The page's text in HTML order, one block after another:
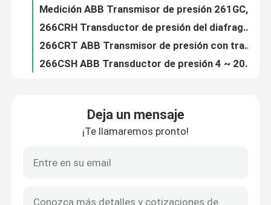
Visita a la fábrica
Control de Calidad
Solicitar una cotización
Generador de gas PSA
Generador del oxígeno del PSA
266CST ABB Transmisor de presión Sensor electrónico de presión para gases, vapores y líquidos
266JRH Transmisores de presión multivariables Sensor de presión digital industrial a prueba de explosión
266JSH Transmisor de flujo multivariable para medir la presión diferencial
Deja un mensaje
¡Te llamaremos pronto!